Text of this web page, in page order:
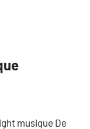
musique De